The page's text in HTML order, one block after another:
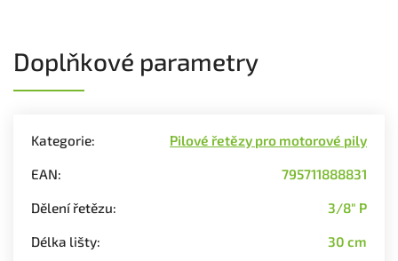
Doplňkové parametry
Kategorie: Pilové řetězy pro motorové pily
EAN: 795711888831
Dělení řetězu: 3/8" P
Délka lišty: 30 cm